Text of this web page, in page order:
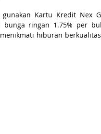
Kartu Kredit Nex
bunga ringan 1.75% per
hiburan